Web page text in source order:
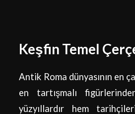
Keşfin Temel
Antik Roma dünyasının en
en tartışmalı
yüzyıllardır hem